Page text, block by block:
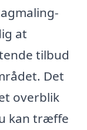
at
tilbud
Det
overblik
kan træffe